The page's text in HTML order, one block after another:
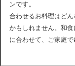
ンです。
合わせるお料理はど
かもしれません。和
に合わせて、ご家庭で